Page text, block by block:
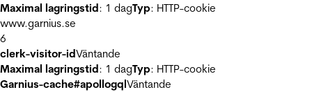
Maximal lagringstid: 1 dagTyp: HTTP-cookie
www.garnius.se
6
clerk-visitor-idVäntande
Maximal lagringstid: 1 dagTyp: HTTP-cookie
Garnius-cache#apollogqlVäntande